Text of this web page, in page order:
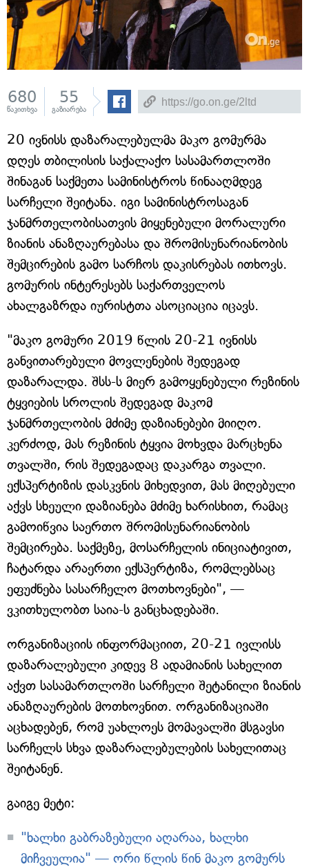
680
წაკითხვა
55
გაზიარება
20 ივნისს დაზარალებულმა მაკო გომურმა
დღეს თბილისის საქალაქო სასამართლოში
შინაგან საქმეთა სამინისტროს წინააღმდეგ
სარჩელი შეიტანა. იგი სამინისტროსაგან
ჯანმრთელობისათვის მიყენებული მორალური
ზიანის ანაზღაურებასა და შრომისუნარიანობის
შემცირების გამო სარჩოს დაკისრებას ითხოვს.
გომურის ინტერესებს საქართველოს
ახალგაზრდა იურისტთა ასოციაცია იცავს.
"მაკო გომური 2019 წლის 20-21 ივნისს
განვითარებული მოვლენების შედეგად
დაზარალდა. შსს-ს მიერ გამოყენებული რეზინის
ტყვიების სროლის შედეგად მაკომ
ჯანმრთელობის მძიმე დაზიანებები მიიღო.
კერძოდ, მას რეზინის ტყვია მოხვდა მარცხენა
თვალში, რის შედეგადაც დაკარგა თვალი.
ექსპერტიზის დასკვნის მიხედვით, მას მიღებული
აქვს სხეული დაზიანება მძიმე ხარისხით, რამაც
გამოიწვია საერთო შრომისუნარიანობის
შემცირება. საქმეზე, მოსარჩელის ინიციატივით,
ჩატარდა არაერთი ექსპერტიზა, რომლებსაც
ეფუძნება სასარჩელო მოთხოვნები", —
ვკითხულობთ საია-ს განცხადებაში.
ორგანიზაციის ინფორმაციით, 20-21 ივლისს
დაზარალებული კიდევ 8 ადამიანის სახელით
აქვთ სასამართლოში სარჩელი შეტანილი ზიანის
ანაზღაურების მოთხოვნით. ორგანიზაციაში
აცხადებენ, რომ უახლოეს მომავალში მსგავსი
სარჩელს სხვა დაზარალებულების სახელითაც
შეიტანენ.
გაიგე მეტი:
"ხალხი გაბრაზებული აღარაა, ხალხი
მიჩვეულია" — ორი წლის წინ მაკო გომურს